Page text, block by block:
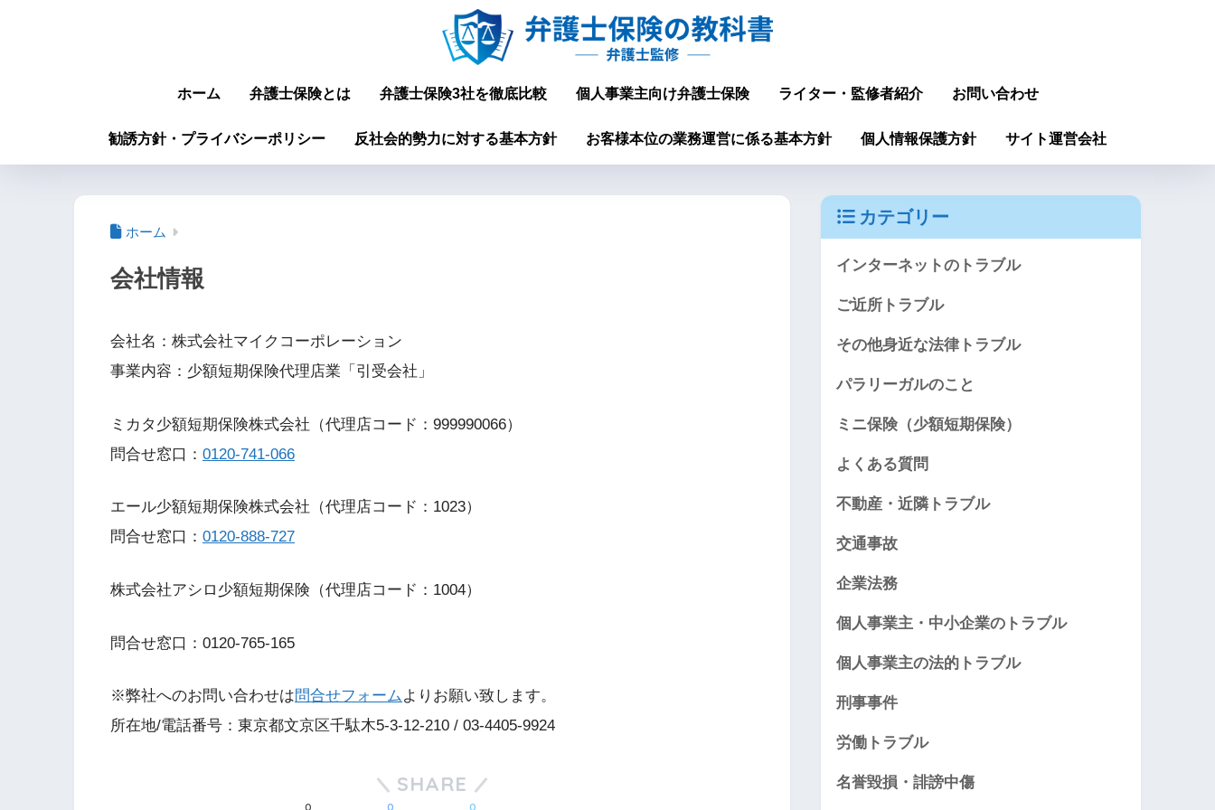
ホーム 弁護士保険とは 弁護士保険3社を徹底比較 個人事業主向け弁護士保険 ライター・監修者紹介 お問い合わせ
勧誘方針・プライバシーポリシー 反社会的勢力に対する基本方針 お客様本位の業務運営に係る基本方針 個人情報保護方針 サイト運営会社
ホーム
会社情報
会社名：株式会社マイクコーポレーション
事業内容：少額短期保険代理店業「引受会社」
ミカタ少額短期保険株式会社（代理店コード：999990066）
問合せ窓口： 0120-741-066
エール少額短期保険株式会社（代理店コード：1023）
問合せ窓口： 0120-888-727
株式会社アシロ少額短期保険（代理店コード：1004）
問合せ窓口：0120-765-165
※弊社へのお問い合わせは問合せフォームよりお願い致します。
所在地/電話番号：東京都文京区千駄木5-3-12-210 / 03-4405-9924
SHARE
0 0 0
カテゴリー
インターネットのトラブル
ご近所トラブル
その他身近な法律トラブル
パラリーガルのこと
ミニ保険（少額短期保険）
よくある質問
不動産・近隣トラブル
交通事故
企業法務
個人事業主・中小企業のトラブル
個人事業主の法的トラブル
刑事事件
労働トラブル
名誉毀損・誹謗中傷